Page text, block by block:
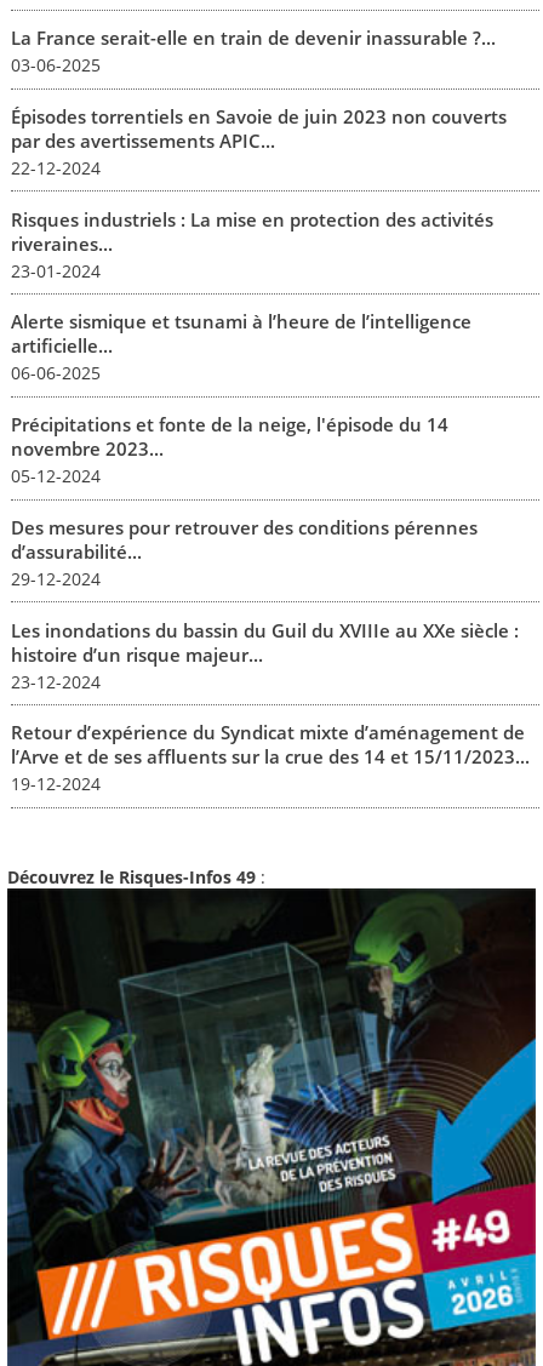
La France serait-elle en train de devenir inassurable ?...
03-06-2025
Épisodes torrentiels en Savoie de juin 2023 non couverts
par des avertissements APIC...
22-12-2024
Risques industriels : La mise en protection des activités
riveraines...
23-01-2024
Alerte sismique et tsunami à l’heure de l’intelligence
artificielle...
06-06-2025
Précipitations et fonte de la neige, l'épisode du 14
novembre 2023...
05-12-2024
Des mesures pour retrouver des conditions pérennes
d’assurabilité...
29-12-2024
Les inondations du bassin du Guil du XVIIIe au XXe siècle :
histoire d’un risque majeur...
23-12-2024
Retour d’expérience du Syndicat mixte d’aménagement de
l’Arve et de ses affluents sur la crue des 14 et 15/11/2023...
19-12-2024
Découvrez le Risques-Infos 49 :